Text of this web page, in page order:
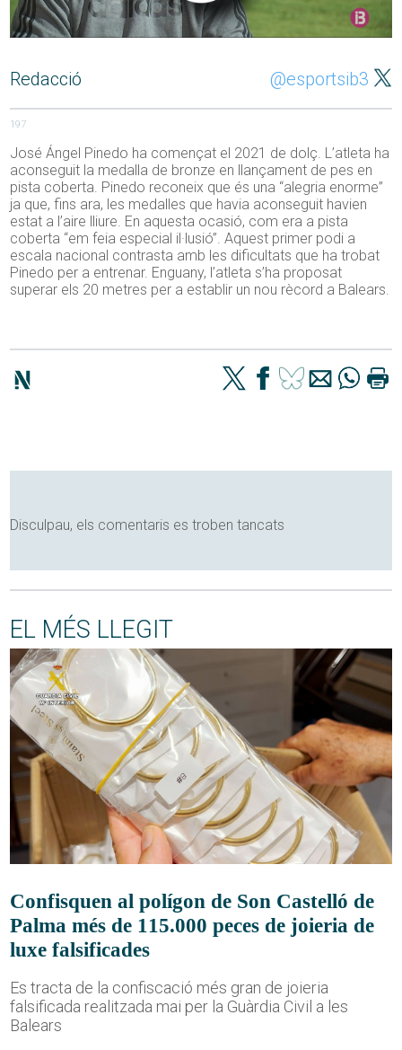
Redacció @esportsib3
197
José Ángel Pinedo ha començat el 2021 de dolç. L’atleta ha
aconseguit la medalla de bronze en llançament de pes en
pista coberta. Pinedo reconeix que és una “alegria enorme”
ja que, fins ara, les medalles que havia aconseguit havien
estat a l’aire lliure. En aquesta ocasió, com era a pista
coberta “em feia especial il·lusió”. Aquest primer podi a
escala nacional contrasta amb les dificultats que ha trobat
Pinedo per a entrenar. Enguany, l’atleta s’ha proposat
superar els 20 metres per a establir un nou rècord a Balears.
Disculpau, els comentaris es troben tancats
EL MÉS LLEGIT
Confisquen al polígon de Son Castelló de
Palma més de 115.000 peces de joieria de
luxe falsificades
Es tracta de la confiscació més gran de joieria
falsificada realitzada mai per la Guàrdia Civil a les
Balears